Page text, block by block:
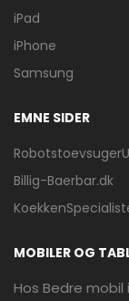
iPad
iPhone
Samsung
EMNE SIDER
Billig-Baerbar.dk
MOBILER OG
Hos Bedre